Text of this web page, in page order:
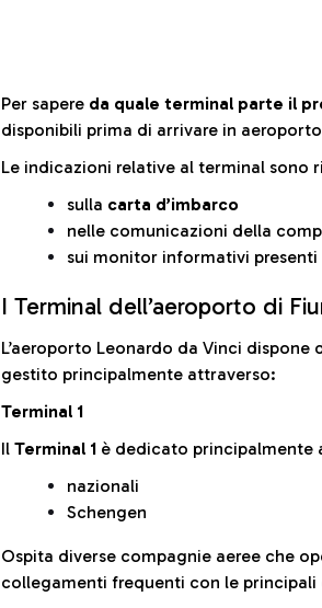
Per sapere da quale terminal parte il
disponibili prima di arrivare in
Le indicazioni relative al terminal sono
sulla carta d’imbarco
nelle comunicazioni della
sui monitor informativi
I Terminal dell’aeroporto di
L’aeroporto Leonardo da Vinci
gestito principalmente attraverso:
Terminal 1
Il Terminal 1 è dedicato principalmente
nazionali
Schengen
Ospita diverse compagnie aeree che
collegamenti frequenti con le